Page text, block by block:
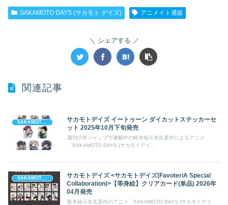
SAKAMOTO DAYS (サカモト デイズ) アニメイト通販
シェアする
関連記事
サカモトデイズ イートゥーン ダイカットステッカーセ
ット 2025年10月下旬発売
週刊少年ジャンプで連載中の鈴木祐斗先生原作によるアニメ
「SAKAMOTO DAYS (サカモトデイ...
サカモトデイズ <サカモトデイズ(FavoteriA Special
Collaboration)>【等身絵】クリアカード(単品) 2026年
04月発売
鈴木祐斗先生原作のアニメ「SAKAMOTO DAYS (サカモトデイ